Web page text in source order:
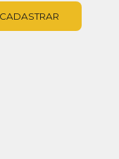
CADASTRAR